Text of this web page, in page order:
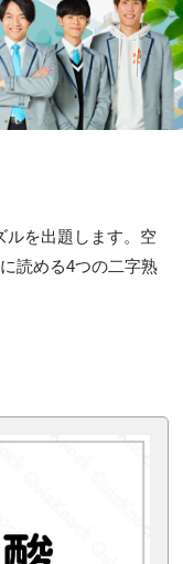
ルを出題します。空
読める4つの二字熟